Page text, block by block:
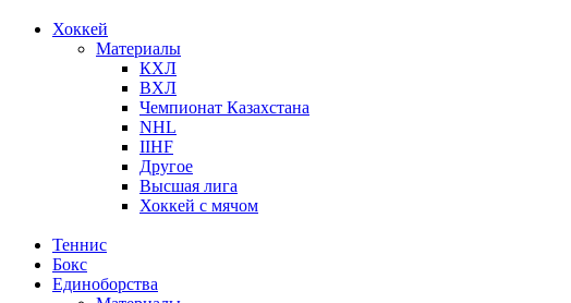
Хоккей
Материалы
КХЛ
ВХЛ
Чемпионат Казахстана
NHL
IIHF
Другое
Высшая лига
Хоккей с мячом
Теннис
Бокс
Единоборства